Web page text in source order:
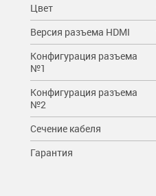
Цвет
Версия разъема HDMI
Конфигурация разъема
№1
Конфигурация разъема
№2
Сечение кабеля
Гарантия